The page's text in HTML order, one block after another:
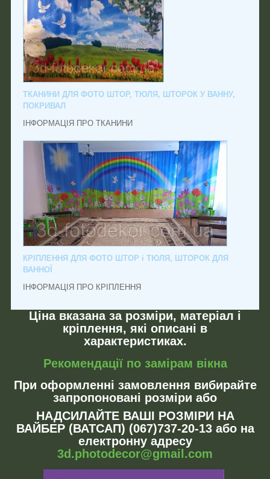
ТКАНИНИ ДЛЯ ФОТО ШТОР, ТЮЛЯ, ШТОРОК У ВАННУ,
ПОКРИВАЛ
ІНФОРМАЦІЯ ПРО ТКАНИНИ
КРІПЛЕННЯ ДЛЯ ФОТО ШТОР і ТЮЛЯ, ШТОРОК ДЛЯ
ВАННОЇ
ІНФОРМАЦІЯ ПРО КРІПЛЕННЯ
Ціна вказана за розміри, матеріал і
кріплення, які описані в
характеристиках.
Рекомендації по замірам вікна
При оформленні замовлення вибирайте
запропоновані розміри або
НАДСИЛАЙТЕ ВАШІ РОЗМІРИ НА
ВАЙБЕР (ВАТСАП) (067)737-20-13 або на
електронну адресу
3d.photodecor@gmail.com